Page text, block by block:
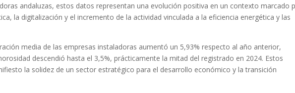
andaluzas, estos datos representan una evolución positiva en un contexto marcado
la digitalización y el incremento de la actividad vinculada a la eficiencia energética y las
media de las empresas instaladoras aumentó un 5,93% respecto al año anterior,
descendió hasta el 3,5%, prácticamente la mitad del registrado en 2024. Estos
la solidez de un sector estratégico para el desarrollo económico y la transición